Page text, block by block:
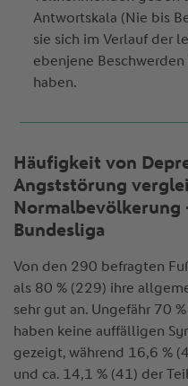
Antwortskala (Nie bis
sie sich im Verlauf der
ebenjene
haben.
Häufigkeit von
Angststörung
Normalbevölkerung
Bundesliga
Von den 290 befragten
als 80 % (229) ihre
sehr gut an. Ungefähr 70
haben keine auffälligen
gezeigt, während 16,6 %
und ca. 14,1 % (41) der